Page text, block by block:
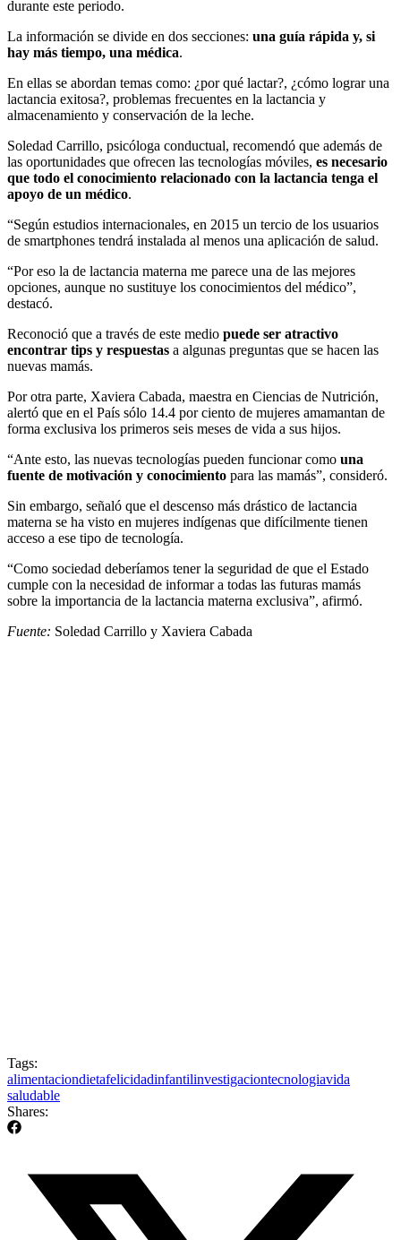
durante este periodo.
La información se divide en dos secciones: una guía rápida y, si
hay más tiempo, una médica.
En ellas se abordan temas como: ¿por qué lactar?, ¿cómo lograr una
lactancia exitosa?, problemas frecuentes en la lactancia y
almacenamiento y conservación de la leche.
Soledad Carrillo, psicóloga conductual, recomendó que además de
las oportunidades que ofrecen las tecnologías móviles, es necesario
que todo el conocimiento relacionado con la lactancia tenga el
apoyo de un médico.
“Según estudios internacionales, en 2015 un tercio de los usuarios
de smartphones tendrá instalada al menos una aplicación de salud.
“Por eso la de lactancia materna me parece una de las mejores
opciones, aunque no sustituye los conocimientos del médico”,
destacó.
Reconoció que a través de este medio puede ser atractivo
encontrar tips y respuestas a algunas preguntas que se hacen las
nuevas mamás.
Por otra parte, Xaviera Cabada, maestra en Ciencias de Nutrición,
alertó que en el País sólo 14.4 por ciento de mujeres amamantan de
forma exclusiva los primeros seis meses de vida a sus hijos.
“Ante esto, las nuevas tecnologías pueden funcionar como una
fuente de motivación y conocimiento para las mamás”, consideró.
Sin embargo, señaló que el descenso más drástico de lactancia
materna se ha visto en mujeres indígenas que difícilmente tienen
acceso a ese tipo de tecnología.
“Como sociedad deberíamos tener la seguridad de que el Estado
cumple con la necesidad de informar a todas las futuras mamás
sobre la importancia de la lactancia materna exclusiva”, afirmó.
Fuente: Soledad Carrillo y Xaviera Cabada
Tags:
alimentaciondietafelicidadinfantilinvestigaciontecnologiavida
saludable
Shares: